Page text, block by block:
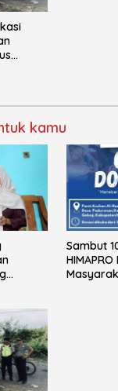
kamu
Sambut
HIMAPRO